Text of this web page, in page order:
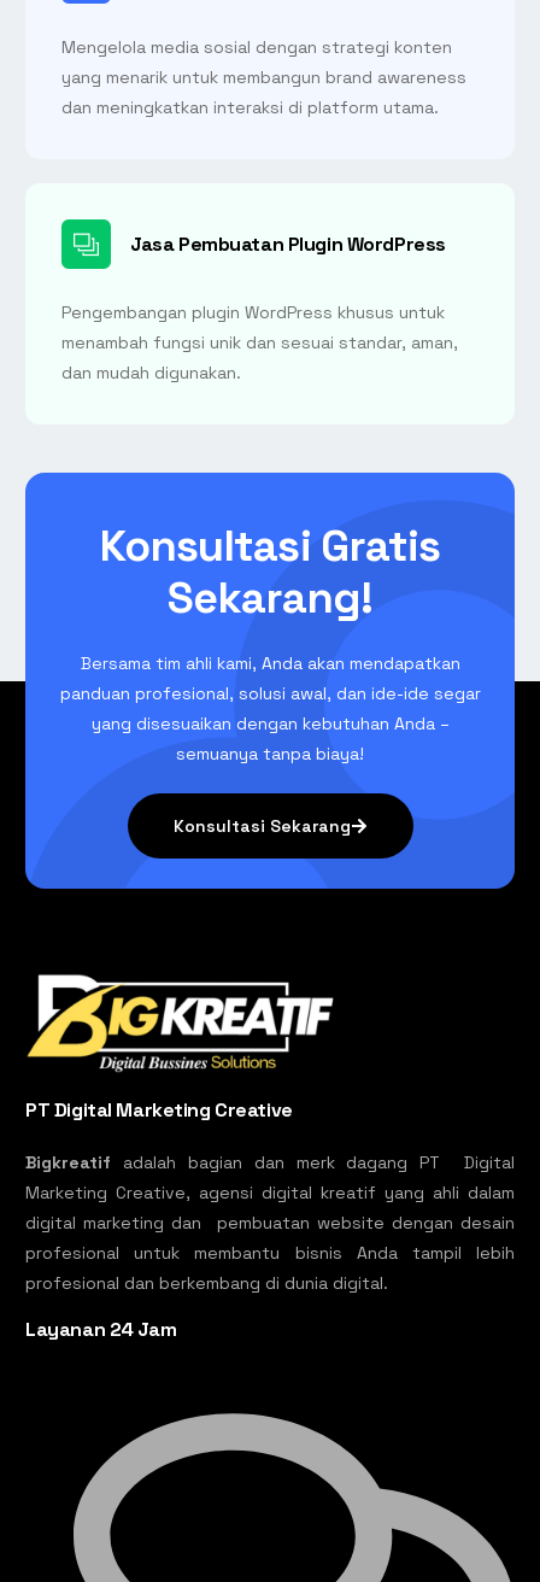
Mengelola media sosial dengan strategi konten
yang menarik untuk membangun brand awareness
dan meningkatkan interaksi di platform utama.
Jasa Pembuatan Plugin WordPress
Pengembangan plugin WordPress khusus untuk
menambah fungsi unik dan sesuai standar, aman,
dan mudah digunakan.
Konsultasi Gratis
Sekarang!
Bersama tim ahli kami, Anda akan mendapatkan
panduan profesional, solusi awal, dan ide-ide segar
yang disesuaikan dengan kebutuhan Anda –
semuanya tanpa biaya!
Konsultasi Sekarang
PT Digital Marketing Creative
Bigkreatif adalah bagian dan merk dagang PT Digital
Marketing Creative, agensi digital kreatif yang ahli dalam
digital marketing dan pembuatan website dengan desain
profesional untuk membantu bisnis Anda tampil lebih
profesional dan berkembang di dunia digital.
Layanan 24 Jam